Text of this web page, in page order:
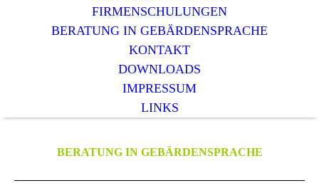
FIRMENSCHULUNGEN
BERATUNG IN GEBÄRDENSPRACHE
KONTAKT
DOWNLOADS
IMPRESSUM
LINKS
BERATUNG IN GEBÄRDENSPRACHE